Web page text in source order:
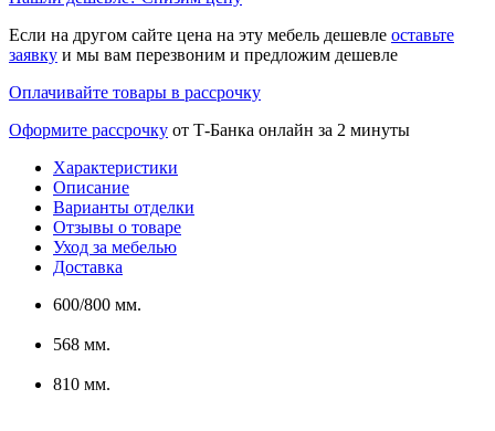
Если на другом сайте цена на эту мебель дешевле оставьте
заявку и мы вам перезвоним и предложим дешевле
Оплачивайте товары в рассрочку
Оформите рассрочку от Т-Банка онлайн за 2 минуты
Характеристики
Описание
Варианты отделки
Отзывы о товаре
Уход за мебелью
Доставка
600/800 мм.
568 мм.
810 мм.